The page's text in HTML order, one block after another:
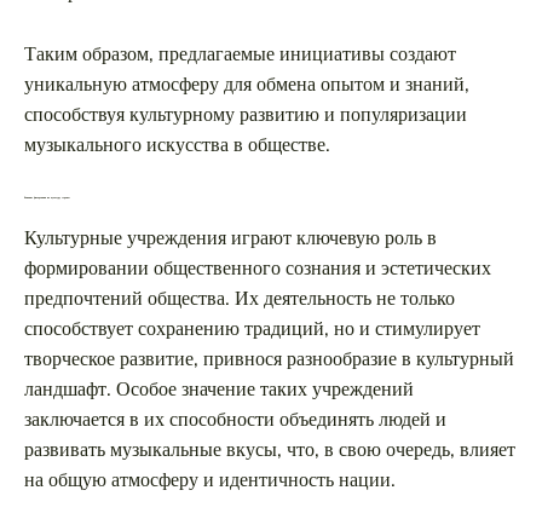
Таким образом, предлагаемые инициативы создают
уникальную атмосферу для обмена опытом и знаний,
способствуя культурному развитию и популяризации
музыкального искусства в обществе.
Влияние филармонии на культуру страны
Культурные учреждения играют ключевую роль в
формировании общественного сознания и эстетических
предпочтений общества. Их деятельность не только
способствует сохранению традиций, но и стимулирует
творческое развитие, привнося разнообразие в культурный
ландшафт. Особое значение таких учреждений
заключается в их способности объединять людей и
развивать музыкальные вкусы, что, в свою очередь, влияет
на общую атмосферу и идентичность нации.